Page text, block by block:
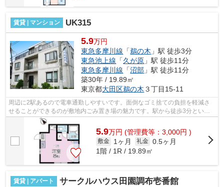
賃貸 | マンション UK315
5.9万円
東急多摩川線 「鵜の木 」駅 徒歩3分
東急池上線 「久が原 」駅 徒歩11分
東急多摩川線 「沼部 」駅 徒歩11分
築30年 / 19.89㎡
東京都大田区鵜の木 ３丁目15-11
周辺に2駅あるので電車通勤しやすいです。面倒なゴミ捨ての負担を軽減さ
せることができるのが敷地内ごみ置き場の魅力です。駅から徒歩3分という
アクセス良好な駅近物件はいかがですか...
5.9万円 (管理費等：3,000円 )
敷金 1ヶ月 礼金 0.5ヶ月
1階 / 1R / 19.89㎡
賃貸 | アパート サークルハウス田園調布壱番館